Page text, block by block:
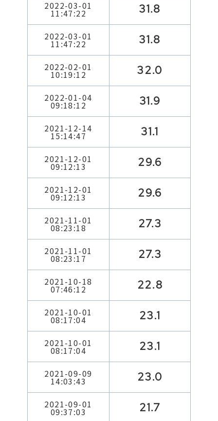
2022-03-01
11:47:22 31.8
2022-03-01
11:47:22 31.8
2022-02-01
10:19:12 32.0
2022-01-04
09:18:12 31.9
2021-12-14
15:14:47 31.1
2021-12-01
09:12:13 29.6
2021-12-01
09:12:13 29.6
2021-11-01
08:23:18 27.3
2021-11-01
08:23:17 27.3
2021-10-18
07:46:12 22.8
2021-10-01
08:17:04 23.1
2021-10-01
08:17:04 23.1
2021-09-09
14:03:43 23.0
2021-09-01
09:37:03 21.7